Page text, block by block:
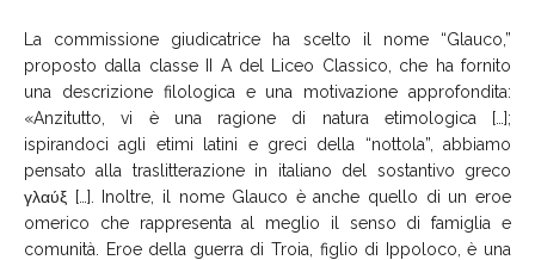
La commissione giudicatrice ha scelto il nome “Glauco,”
proposto dalla classe II A del Liceo Classico, che ha fornito
una descrizione filologica e una motivazione approfondita:
«Anzitutto, vi è una ragione di natura etimologica […];
ispirandoci agli etimi latini e greci della “nottola”, abbiamo
pensato alla traslitterazione in italiano del sostantivo greco
γλαύξ […]. Inoltre, il nome Glauco è anche quello di un eroe
omerico che rappresenta al meglio il senso di famiglia e
comunità. Eroe della guerra di Troia, figlio di Ippoloco, è una